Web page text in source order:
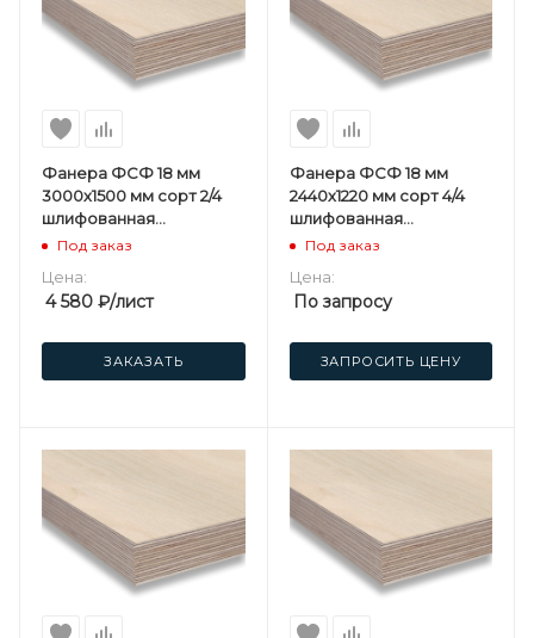
Фанера ФСФ 18 мм
3000х1500 мм сорт 2/4
шлифованная
березовая
Под заказ
Цена:
4 580 ₽/лист
ЗАКАЗАТЬ
Фанера ФСФ 18 мм
2440х1220 мм сорт 4/4
шлифованная
березовая
Под заказ
Цена:
По запросу
ЗАПРОСИТЬ ЦЕНУ